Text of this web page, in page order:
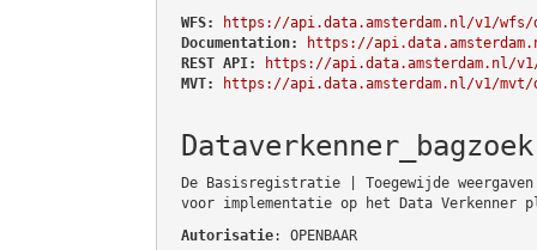
WFS:
https://api.data.amsterdam.nl/v1/wfs/
Documentation:
https://
REST API:
https://api.data.amsterdam.nl/v1/
MVT:
https://api.data.amsterdam.nl/v1/mvt/
Dataverkenner_bagzoek
De Basisregistratie | Toegewijde
voor implementatie op het Data Verkenner
Autorisatie: OPENBAAR